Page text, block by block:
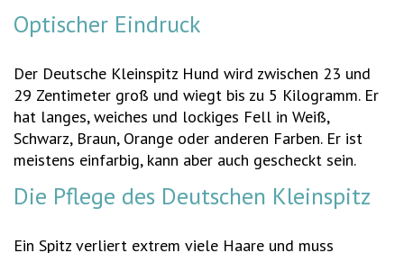
Optischer Eindruck
Der Deutsche Kleinspitz Hund wird zwischen 23 und
29 Zentimeter groß und wiegt bis zu 5 Kilogramm. Er
hat langes, weiches und lockiges Fell in Weiß,
Schwarz, Braun, Orange oder anderen Farben. Er ist
meistens einfarbig, kann aber auch gescheckt sein.
Die Pflege des Deutschen Kleinspitz
Ein Spitz verliert extrem viele Haare und muss